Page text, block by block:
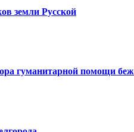
земли Русской
гуманитарной помощи